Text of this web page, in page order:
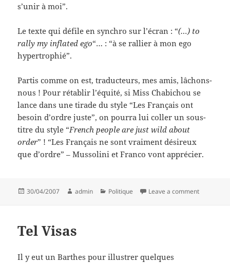
s’unir à moi”.
Le texte qui défile en synchro sur l’écran : “(…) to
rally my inflated ego“… : “à se rallier à mon ego
hypertrophié”.
Partis comme on est, traducteurs, mes amis, lâchons-
nous ! Pour rétablir l’équité, si Miss Chabichou se
lance dans une tirade du style “Les Français ont
besoin d’ordre juste”, on pourra lui coller un sous-
titre du style “French people are just wild about
order” ! “Les Français ne sont vraiment désireux
que d’ordre” – Mussolini et Franco vont apprécier.
Posted
30/04/2007 Author
admin Categories
Politique Leave a commenton Ego
Tel Visas
Il y eut un Barthes pour illustrer quelques